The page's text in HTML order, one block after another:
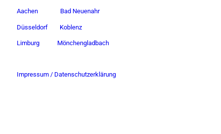
Aachen Bad Neuenahr
Düsseldorf Koblenz
Limburg Mönchengladbach
Impressum / Datenschutzerklärung